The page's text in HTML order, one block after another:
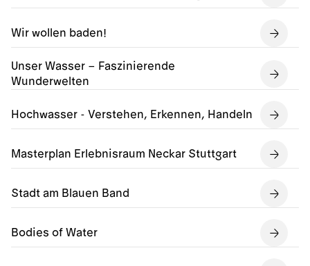
Wir wollen baden!
Unser Wasser – Faszinierende
Wunderwelten
Hochwasser - Verstehen, Erkennen, Handeln
Masterplan Erlebnisraum Neckar Stuttgart
Stadt am Blauen Band
Bodies of Water